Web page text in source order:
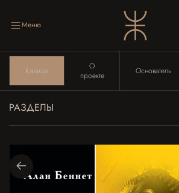
Меню
Каталог
О
проекте
Основатель
РАЗДЕЛЫ